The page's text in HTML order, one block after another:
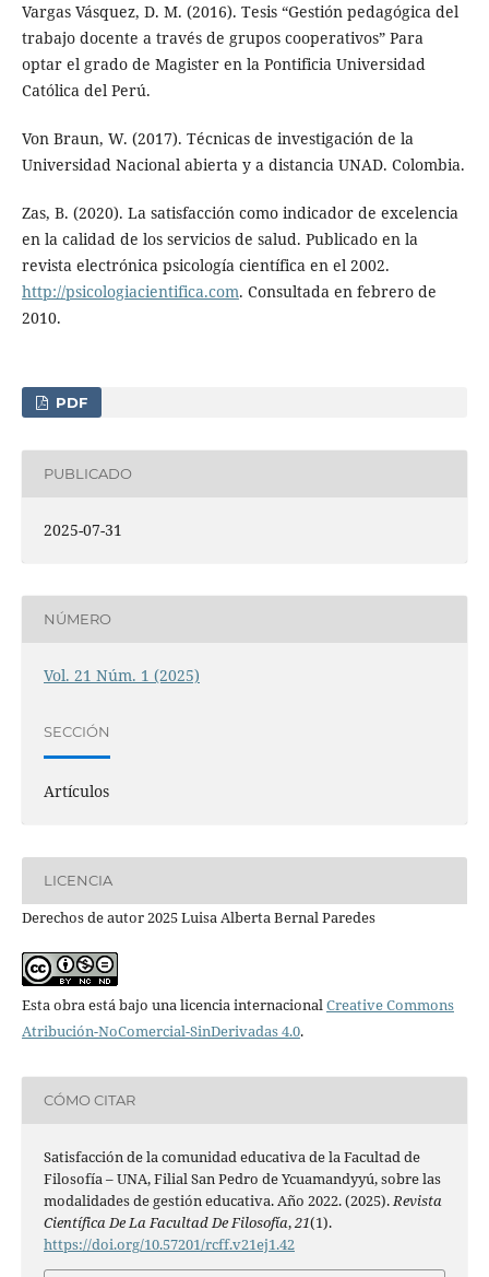
Vargas Vásquez, D. M. (2016). Tesis “Gestión pedagógica del
trabajo docente a través de grupos cooperativos” Para
optar el grado de Magister en la Pontificia Universidad
Católica del Perú.
Von Braun, W. (2017). Técnicas de investigación de la
Universidad Nacional abierta y a distancia UNAD. Colombia.
Zas, B. (2020). La satisfacción como indicador de excelencia
en la calidad de los servicios de salud. Publicado en la
revista electrónica psicología científica en el 2002.
http://psicologiacientifica.com. Consultada en febrero de
2010.
PDF
PUBLICADO
2025-07-31
NÚMERO
Vol. 21 Núm. 1 (2025)
SECCIÓN
Artículos
LICENCIA
Derechos de autor 2025 Luisa Alberta Bernal Paredes
Esta obra está bajo una licencia internacionalCreative Commons
Atribución-NoComercial-SinDerivadas 4.0.
CÓMO CITAR
Satisfacción de la comunidad educativa de la Facultad de
Filosofía – UNA, Filial San Pedro de Ycuamandyyú, sobre las
modalidades de gestión educativa. Año 2022. (2025).Revista
Científica De La Facultad De Filosofía,21(1).
https://doi.org/10.57201/rcff.v21ej1.42